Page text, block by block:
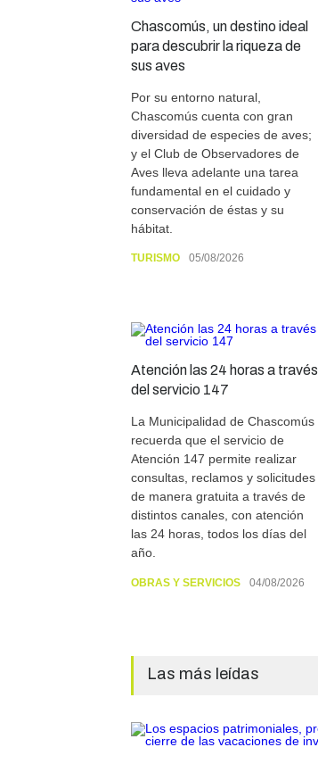
Chascomús, un destino ideal
para descubrir la riqueza de
sus aves
Por su entorno natural,
Chascomús cuenta con gran
diversidad de especies de aves;
y el Club de Observadores de
Aves lleva adelante una tarea
fundamental en el cuidado y
conservación de éstas y su
hábitat.
TURISMO 05/08/2026
Atención las 24 horas a través
del servicio 147
La Municipalidad de Chascomús
recuerda que el servicio de
Atención 147 permite realizar
consultas, reclamos y solicitudes
de manera gratuita a través de
distintos canales, con atención
las 24 horas, todos los días del
año.
OBRAS Y SERVICIOS 04/08/2026
Las más leídas